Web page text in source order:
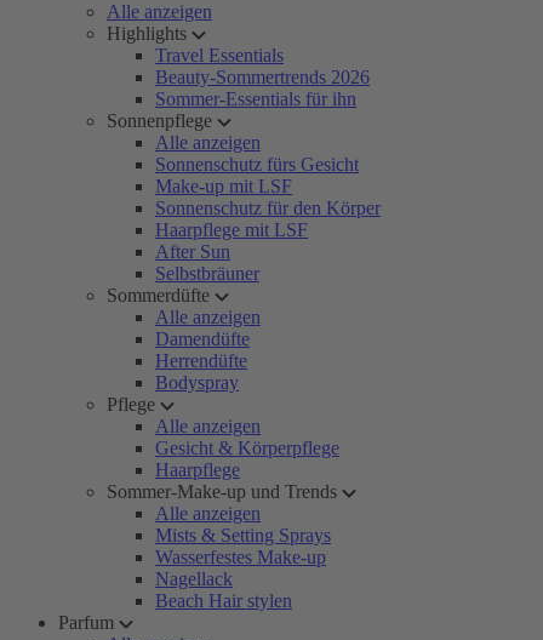
Alle anzeigen
Highlights
Travel Essentials
Beauty-Sommertrends 2026
Sommer-Essentials für ihn
Sonnenpflege
Alle anzeigen
Sonnenschutz fürs Gesicht
Make-up mit LSF
Sonnenschutz für den Körper
Haarpflege mit LSF
After Sun
Selbstbräuner
Sommerdüfte
Alle anzeigen
Damendüfte
Herrendüfte
Bodyspray
Pflege
Alle anzeigen
Gesicht & Körperpflege
Haarpflege
Sommer-Make-up und Trends
Alle anzeigen
Mists & Setting Sprays
Wasserfestes Make-up
Nagellack
Beach Hair stylen
Parfum